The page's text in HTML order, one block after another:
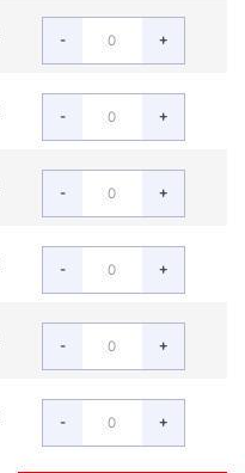
- +
- +
- +
- +
- +
- +